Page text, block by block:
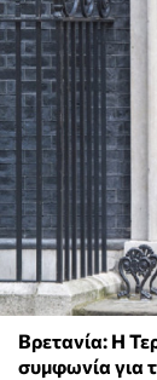
Βρετανία: Η
συμφωνία για